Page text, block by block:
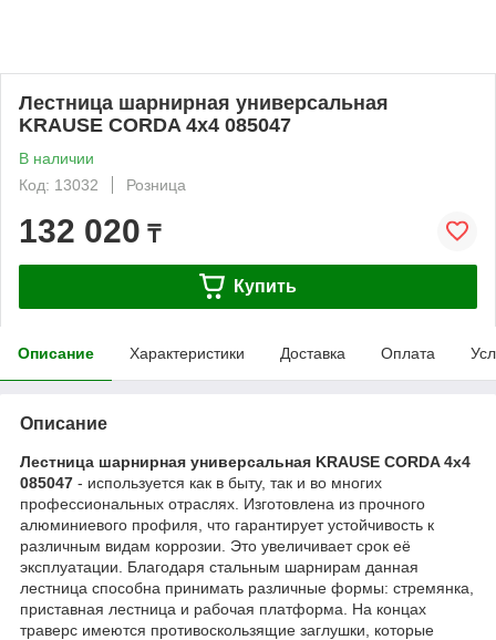
Лестница шарнирная универсальная
KRAUSE CORDA 4х4 085047
В наличии
Код: 13032
Розница
132 020 ₸
Купить
Описание Характеристики Доставка Оплата
Описание
Лестница шарнирная универсальная KRAUSE CORDA 4х4
085047 - используется как в быту, так и во многих
профессиональных отраслях. Изготовлена из прочного
алюминиевого профиля, что гарантирует устойчивость к
различным видам коррозии. Это увеличивает срок её
эксплуатации. Благодаря стальным шарнирам данная
лестница способна принимать различные формы: стремянка,
приставная лестница и рабочая платформа. На концах
траверс имеются противоскользящие заглушки, которые